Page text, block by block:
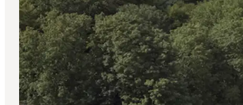
Erlebnisse
Unterkünfte
Reiseplanung